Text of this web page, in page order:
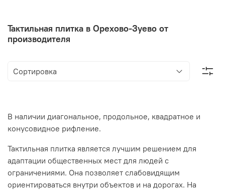
Тактильная плитка в Орехово-Зуево от
производителя
В наличии диагональное, продольное, квадратное и
конусовидное рифление.
Тактильная плитка является лучшим решением для
адаптации общественных мест для людей с
ограничениями. Она позволяет слабовидящим
ориентироваться внутри объектов и на дорогах. На